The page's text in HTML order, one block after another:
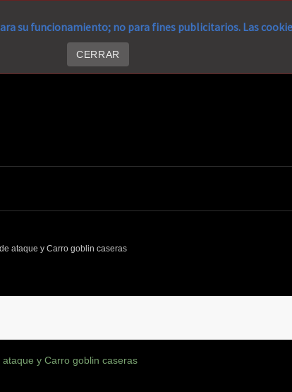
su funcionamiento; no para fines publicitarios. Las
CERRAR
ataque y Carro goblin caseras
ataque y Carro goblin caseras